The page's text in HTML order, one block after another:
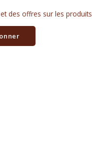
des offres sur les produits